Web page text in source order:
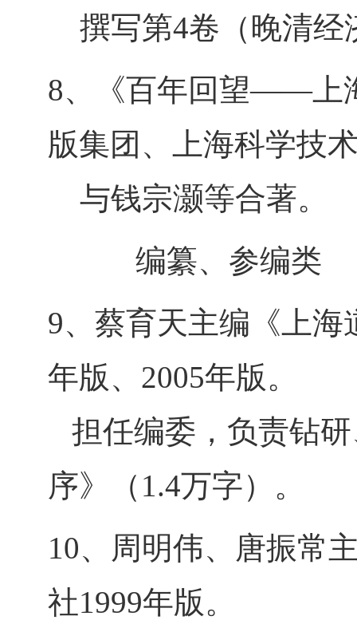
撰写第4卷（晚清经
8、《百年回望――上
版集团、上海科学技
与钱宗灏等合著。
编纂、参编类
9、蔡育天主编《上海
年版、2005年版。
担任编委，负责钻
序》（1.4万字）。
10、周明伟、唐振常
社1999年版。